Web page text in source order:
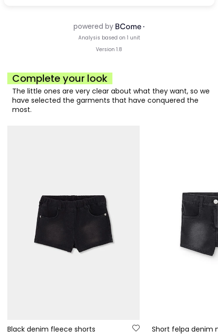
Complete your look
The little ones are very clear about what they want, so we
have selected the garments that have conquered the
most.
Black denim fleece shorts
Short felpa denim